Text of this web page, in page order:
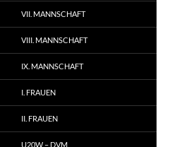
VII. MANNSCHAFT
VIII. MANNSCHAFT
IX. MANNSCHAFT
I. FRAUEN
II. FRAUEN
U20W – DVM